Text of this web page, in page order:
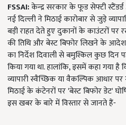
FSSAI:केन्द्र सरकार के फूड सेफ्टी
नई दिल्ली ने मिठाई कारोबार से जुड़े
बड़ी राहत देते हुए दुकानों के काउंटरों पर
की तिथि और बेस्ट बिफोर लिखने के आदेश
का निर्देश दिवाली से बमुश्किल कुछ दिन
किया गया था. हालांकि, इसमें कहा गया है
व्यापारी स्वैच्छिक या वैकल्पिक आधार
मिठाई के कंटेनरों पर 'बेस्ट बिफोर डेट'
इस खबर के बारे में विस्तार से जानते हैं-